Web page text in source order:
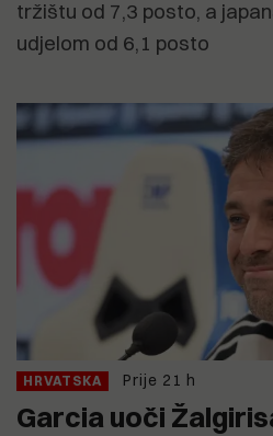
tržištu od 7,3 posto, a
udjelom od 6,1 posto
HRVATSKA Prije 21 h
Garcia uoči